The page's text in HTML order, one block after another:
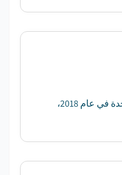
وقد قُدر حجم برنامج العمل الجوي في كوريا الجنوبية لسوق الإيجار بحوالي 300 مليون دولار من دولارات الولايات المتحدة في عام 2018،